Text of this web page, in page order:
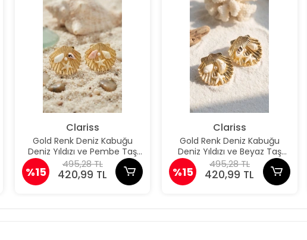
Clariss
Gold Renk Deniz Kabuğu
Deniz Yıldızı ve Pembe Taş
Detaylı Küpe
%15
495,28 TL
420,99 TL
Clariss
Gold Renk Deniz Kabuğu
Deniz Yıldızı ve Beyaz Taş
Detaylı Küpe
%15
495,28 TL
420,99 TL